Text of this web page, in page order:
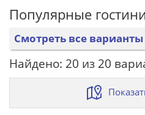
Популярные
Смотреть все варианты
Найдено: 20 из 20